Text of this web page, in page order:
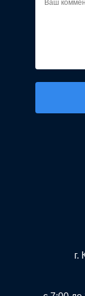
г.